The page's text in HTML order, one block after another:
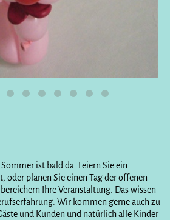
ist bald da. Feiern Sie ein
oder planen Sie einen Tag der offenen
Ihre Veranstaltung. Das wissen
Wir kommen gerne auch zu
und Kunden und natürlich alle Kinder